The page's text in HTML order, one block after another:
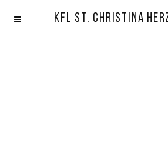
KFL St. Christina